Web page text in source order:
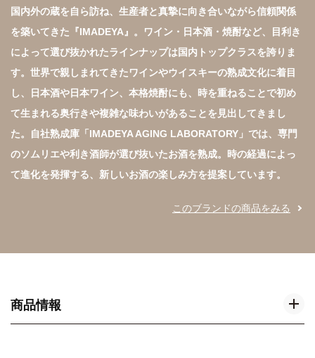
国内外の蔵を自ら訪ね、生産者と真摯に向き合いながら信頼関係
を築いてきた『IMADEYA』。ワイン・日本酒・焼酎など、目利き
によって選び抜かれたラインナップは国内トップクラスを誇りま
す。世界で親しまれてきたワインやウイスキーの熟成文化に着目
し、日本酒や日本ワイン、本格焼酎にも、時を重ねることで初め
て生まれる奥行きや複雑な味わいがあることを見出してきまし
た。自社熟成庫「IMADEYA AGING LABORATORY」では、専門
のソムリエや利き酒師が選び抜いたお酒を熟成。時の経過によっ
て進化を発揮する、新しいお酒の楽しみ方を提案しています。
このブランドの商品をみる
商品情報